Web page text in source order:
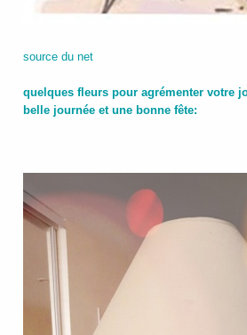
source du net
quelques fleurs pour agrémenter votre
belle journée et une bonne fête: